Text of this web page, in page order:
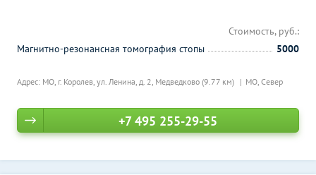
Адрес: МО, г. Королев, ул. Ленина, д. 2, Медведково (9.77 км) МО, Север
Стоимость, руб.:
Магнитно-резонансная томография стопы
5000
+7 495 255-29-55